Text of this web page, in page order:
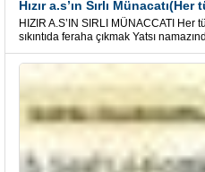
HIZIR A.S’IN SIRLI MÜNACCATI Her
sıkıntıda feraha çıkmak Yatsı